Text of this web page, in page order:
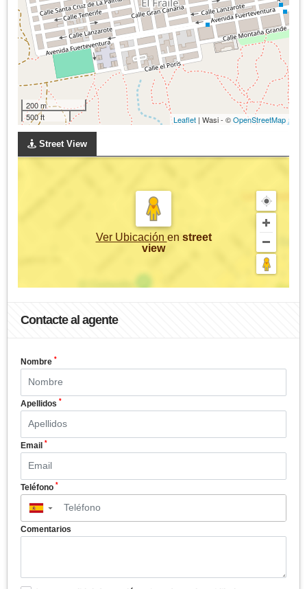
200 m
500 ft
Leaflet | Wasi - ©OpenStreetMap
Street View
Ver Ubicación en street
view
Contacte al agente
Nombre *
Apellidos *
Email *
Teléfono *
▼
Comentarios